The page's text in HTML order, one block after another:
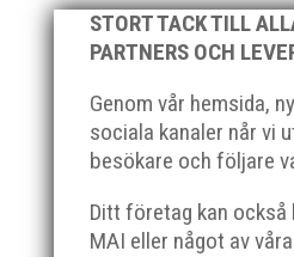
STORT TACK TILL
PARTNERS OCH
Genom vår hemsida,
sociala kanaler når vi
besökare och följare
Ditt företag kan också
MAI eller något av
Leandersson Fler bilder
2026